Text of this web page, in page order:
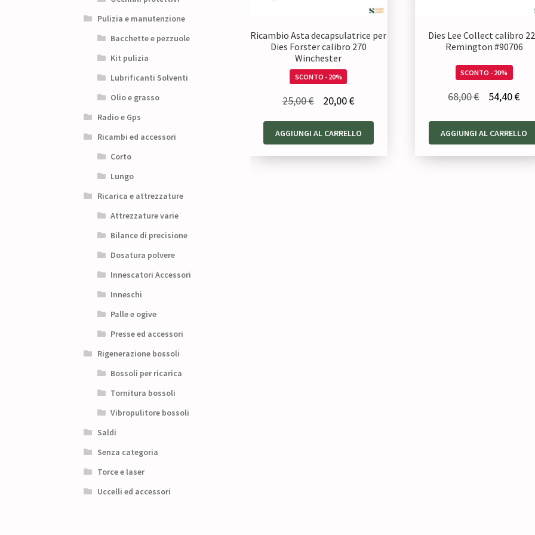
Ricambio Asta decapsulatrice per
Dies Forster calibro 270
Winchester
SCONTO - 20%
25,00€
originale
20,00€Il
attuale
AGGIUNGI AL CARRELLO
Dies Lee Collect calibro
Remington #90706
SCONTO - 20%
68,00€
originale
era:
54,40€Il
è:
AGGIUNGI AL CARRELLO
Pulizia e manutenzione
Bacchette e pezzuole
Kit pulizia
Lubrificanti Solventi
Olio e grasso
Radio e Gps
Ricambi ed accessori
Corto
Lungo
Ricarica e attrezzature
Attrezzature varie
Bilance di precisione
Dosatura polvere
Innescatori Accessori
Inneschi
Palle e ogive
Presse ed accessori
Rigenerazione bossoli
Bossoli per ricarica
Tornitura bossoli
Vibropulitore bossoli
Saldi
Senza categoria
Torce e laser
Uccelli ed accessori